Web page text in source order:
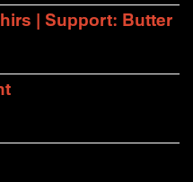
| Support: Butter